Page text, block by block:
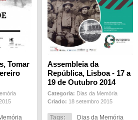
Tomar
Assembleia da
República, Lisboa - 17 a
19 de Outubro 2014
Categoria: Dias da Memória
Criado: 18 setembro 2015
Tags: Dias da Memória